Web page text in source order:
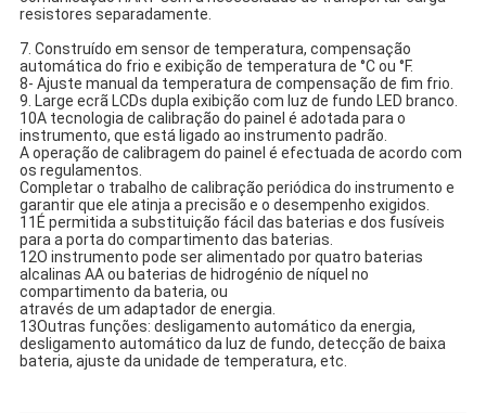
resistores separadamente.
7. Construído em sensor de temperatura, compensação
automática do frio e exibição de temperatura de °C ou °F.
8- Ajuste manual da temperatura de compensação de fim frio.
9. Large ecrã LCDs dupla exibição com luz de fundo LED branco.
10A tecnologia de calibração do painel é adotada para o
instrumento, que está ligado ao instrumento padrão.
A operação de calibragem do painel é efectuada de acordo com
os regulamentos.
Completar o trabalho de calibração periódica do instrumento e
garantir que ele atinja a precisão e o desempenho exigidos.
11É permitida a substituição fácil das baterias e dos fusíveis
para a porta do compartimento das baterias.
12O instrumento pode ser alimentado por quatro baterias
alcalinas AA ou baterias de hidrogénio de níquel no
compartimento da bateria, ou
através de um adaptador de energia.
13Outras funções: desligamento automático da energia,
desligamento automático da luz de fundo, detecção de baixa
bateria, ajuste da unidade de temperatura, etc.